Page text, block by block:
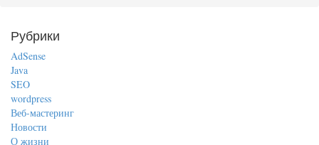
Рубрики
AdSense
Java
SEO
wordpress
Веб-мастеринг
Новости
О жизни